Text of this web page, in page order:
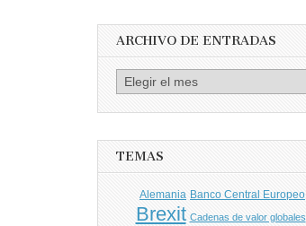
ARCHIVO DE ENTRADAS
Archivo
TEMAS
Alemania Banco Central Europeo
Brexit Cadenas de valor globales